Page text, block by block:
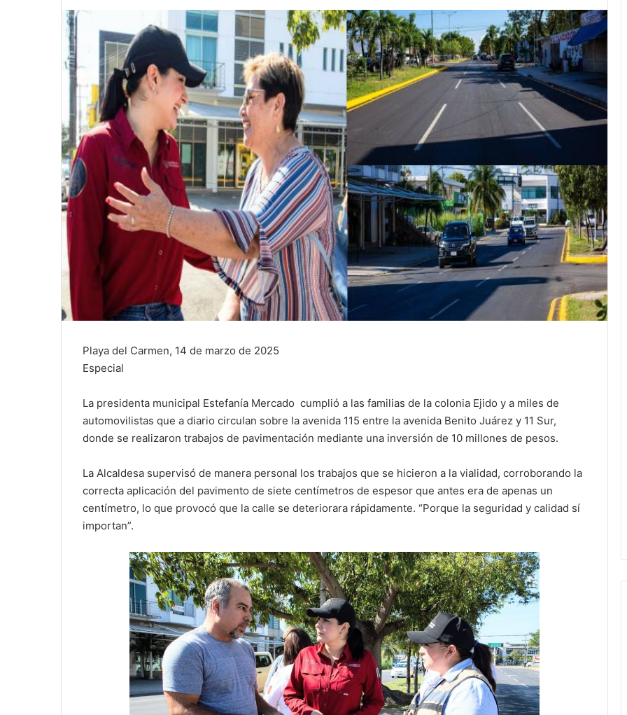
Playa del Carmen, 14 de marzo de 2025
Especial
La presidenta municipal Estefanía Mercado cumplió a las familias de la colonia Ejido y a miles de
automovilistas que a diario circulan sobre la avenida 115 entre la avenida Benito Juárez y 11 Sur,
donde se realizaron trabajos de pavimentación mediante una inversión de 10 millones de pesos.
La Alcaldesa supervisó de manera personal los trabajos que se hicieron a la vialidad, corroborando la
correcta aplicación del pavimento de siete centímetros de espesor que antes era de apenas un
centímetro, lo que provocó que la calle se deteriorara rápidamente. “Porque la seguridad y calidad sí
importan”.